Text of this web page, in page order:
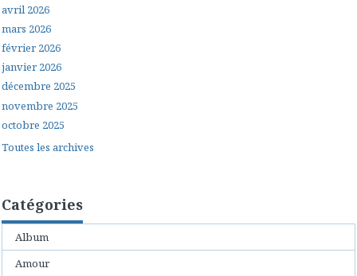
avril 2026
mars 2026
février 2026
janvier 2026
décembre 2025
novembre 2025
octobre 2025
Toutes les archives
Catégories
Album
Amour